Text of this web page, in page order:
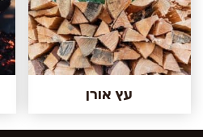
עץ אורן